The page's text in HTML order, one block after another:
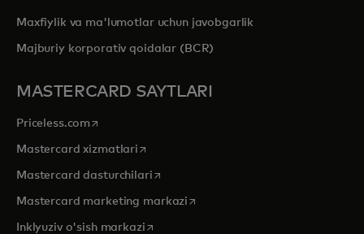
Maxfiylik va ma'lumotlar uchun javobgarlik
Majburiy korporativ qoidalar (BCR)
MASTERCARD SAYTLARI
Priceless.com opens in a new tab
Mastercard xizmatlari opens in a new tab
Mastercard dasturchilariopens in a new tab
Mastercard marketing markazi opens in a new tab
Inklyuziv o'sish markaziopens in a new tab